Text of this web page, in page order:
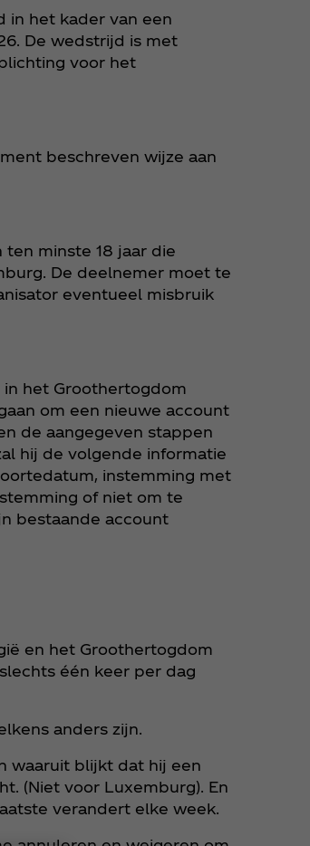
in het kader van een
De wedstrijd is met
voor het
beschreven wijze aan
minste 18 jaar die
De deelnemer moet te
eventueel misbruik
in het Groothertogdom
om een nieuwe account
de aangegeven stappen
hij de volgende informatie
instemming met
of niet om te
bestaande account
en het Groothertogdom
één keer per dag
anders zijn.
waaruit blijkt dat hij een
(Niet voor Luxemburg). En
verandert elke week.